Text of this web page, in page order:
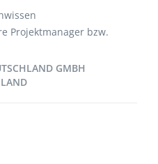
Projektmanager bzw.
bei der Auswahl
Sie entwickeln und
GMBH